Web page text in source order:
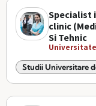
Specialist
clinic
Si Tehnic
Studii Universitare